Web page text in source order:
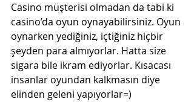
Casino müşterisi olmadan da tabi ki
casino’da oyun oynayabilirsiniz. Oyun
oynarken yediğiniz, içtiğiniz hiçbir
şeyden para almıyorlar. Hatta size
sigara bile ikram ediyorlar. Kısacası
insanlar oyundan kalkmasın diye
elinden geleni yapıyorlar=)